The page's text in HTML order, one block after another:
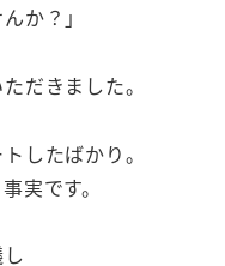
か？」
だきました。
したばかり。
実です。